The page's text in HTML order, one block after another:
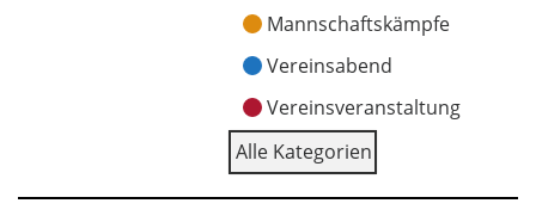
Mannschaftskämpfe
Vereinsabend
Vereinsveranstaltung
Alle Kategorien